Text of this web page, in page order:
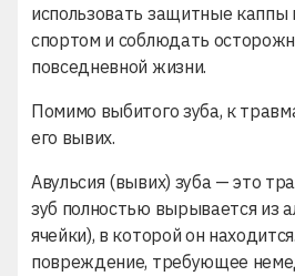
использовать защитные каппы
спортом и соблюдать
повседневной жизни.
Помимо выбитого зуба, к
его вывих.
Авульсия (вывих) зуба — это
зуб полностью вырывается из
ячейки), в которой он
повреждение, требующее